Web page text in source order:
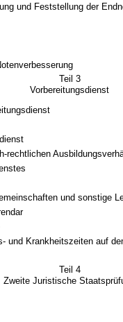
und Feststellung der
Teil 3
Vorbereitungsdienst
rechtlichen
und sonstige
und Krankheitszeiten auf
Teil 4
Zweite Juristische